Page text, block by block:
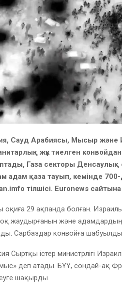
Сауд Арабиясы, Мысыр және
жүк тиелген
Газа секторы Денсаулық
адам қаза тауып, кемінде
тілшісі. Euronews
оқиға 29 ақпанда болған. Израиль
жаудырғанын және адамдардың
Сарбаздар конвойға
Сыртқы істер министрлігі
деп атады. БҰҰ, сондай-ақ
шақырды.